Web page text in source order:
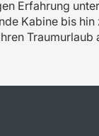
Erfahrung
Kabine bis
Traumurlaub